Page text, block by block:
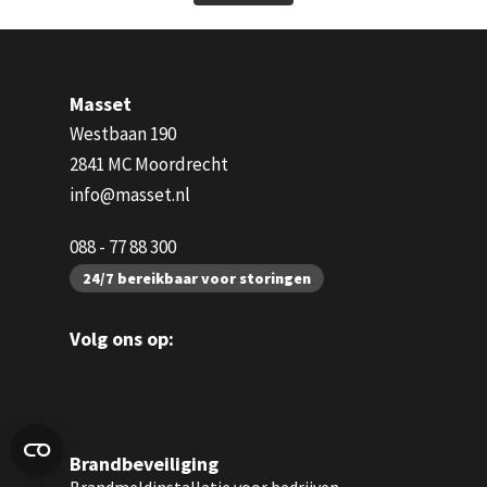
Masset
Westbaan 190
2841 MC Moordrecht
info@masset.nl
088 - 77 88 300
24/7 bereikbaar voor storingen
Volg ons op:
Brandbeveiliging